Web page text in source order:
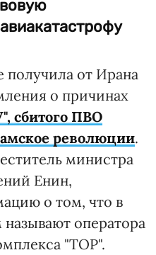
получила от Ирана
о причинах
сбитого ПВО
революции.
министра
Енин,
о том, что в
оператора
"ТОР".